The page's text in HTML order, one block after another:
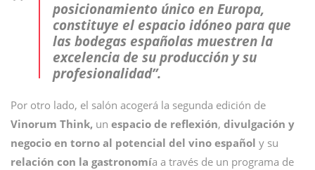
posicionamiento único en Europa,
constituye el espacio idóneo para que
las bodegas españolas muestren la
excelencia de su producción y su
profesionalidad”.
Por otro lado, el salón acogerá la segunda edición de
Vinorum Think, un espacio de reflexión, divulgación y
negocio en torno al potencial del vino español y su
relación con la gastronomía a través de un programa de